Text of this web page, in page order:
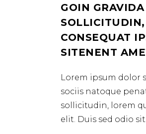
GOIN
CONSEQUAT
SITENENT
Lorem ipsum dolor
sociis natoque
sollicitudin, lorem
elit. Duis sed odio sit.